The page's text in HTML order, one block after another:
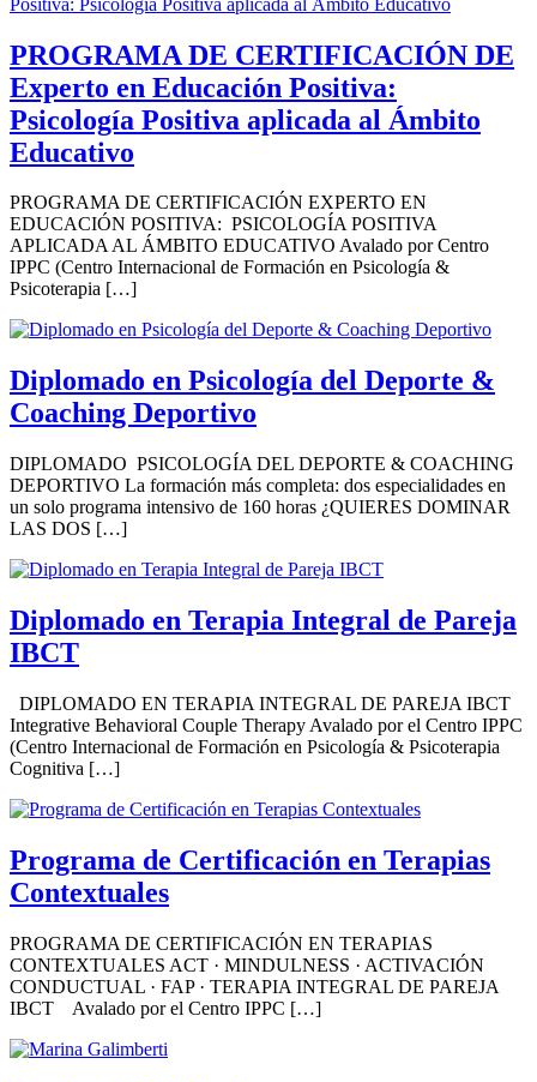
PROGRAMA DE CERTIFICACIÓN DE
Experto en Educación Positiva:
Psicología Positiva aplicada al Ámbito
Educativo
PROGRAMA DE CERTIFICACIÓN EXPERTO EN
EDUCACIÓN POSITIVA: PSICOLOGÍA POSITIVA
APLICADA AL ÁMBITO EDUCATIVO Avalado por Centro
IPPC (Centro Internacional de Formación en Psicología &
Psicoterapia […]
Diplomado en Psicología del Deporte &
Coaching Deportivo
DIPLOMADO PSICOLOGÍA DEL DEPORTE & COACHING
DEPORTIVO La formación más completa: dos especialidades en
un solo programa intensivo de 160 horas ¿QUIERES DOMINAR
LAS DOS […]
Diplomado en Terapia Integral de Pareja
IBCT
DIPLOMADO EN TERAPIA INTEGRAL DE PAREJA IBCT
Integrative Behavioral Couple Therapy Avalado por el Centro IPPC
(Centro Internacional de Formación en Psicología & Psicoterapia
Cognitiva […]
Programa de Certificación en Terapias
Contextuales
PROGRAMA DE CERTIFICACIÓN EN TERAPIAS
CONTEXTUALES ACT · MINDULNESS · ACTIVACIÓN
CONDUCTUAL · FAP · TERAPIA INTEGRAL DE PAREJA
IBCT Avalado por el Centro IPPC […]